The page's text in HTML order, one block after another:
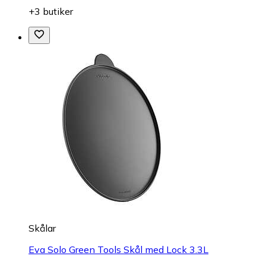
+3 butiker
Skålar
Eva Solo Green Tools Skål med Lock 3.3L